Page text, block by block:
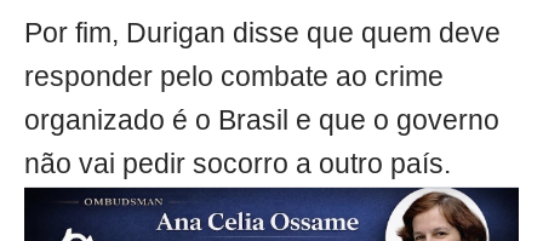
Por fim, Durigan disse que quem deve
responder pelo combate ao crime
organizado é o Brasil e que o governo
não vai pedir socorro a outro país.